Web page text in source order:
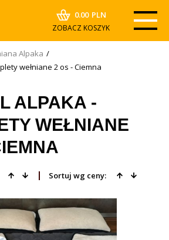
0.00 PLN
ZOBACZ KOSZYK
Alpaka /
wełniane 2 os - Ciemna
ALPAKA -
WEŁNIANE
Sortuj wg ceny: